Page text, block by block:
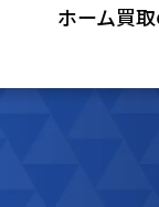
ホーム買